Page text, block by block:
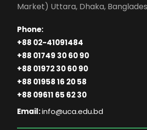
Market) Uttara, Dhaka,
Phone:
+88 02-41091484
+88 01749 30 60 90
+88 01972 30 60 90
+88 01958 16 20 58
+88 09611 65 62 30
Email:info@uca.edu.bd